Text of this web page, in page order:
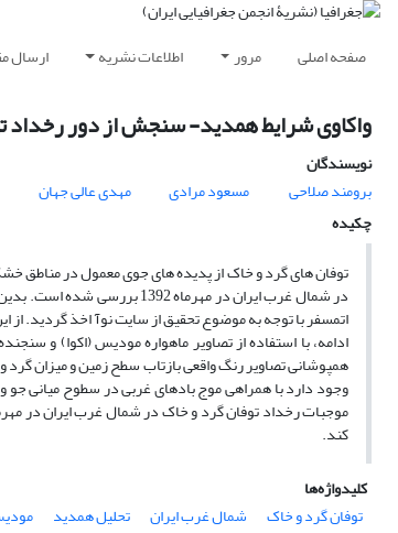
صفحه اصلی مرور اطلاعات نشریه ارسال
واکاوی شرایط همدید- سنجش از دور رخداد
نویسندگان
برومند صلاحی
مسعود مرادی
مهدی عالی جهان
چکیده
توفان های گرد و خاک از پدیده های جوی معمول در مناطق
در شمال غرب ایران در
اتمسفر با توجه به موضوع تحقیق از سایت نوآ اخذ گردید.
ادامه، با استفاده از تصاویر ماهواره مودیس (اکوا) و
همپوشانی تصاویر رنگ واقعی بازتاب سطح زمین و میزان
وجود دارد با همراهی موج بادهای غربی در سطوح میانی
کند.
کلیدواژه‌ها
توفان گرد و خاک
شمال غرب ایران تحلیل همدید